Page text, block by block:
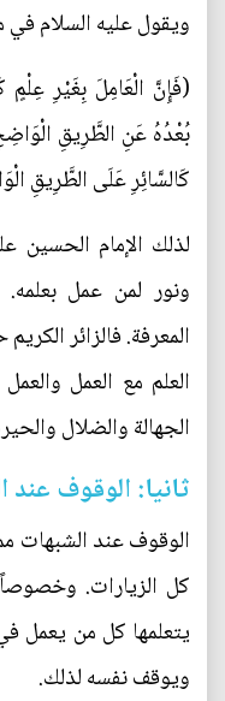
ويقول عليه السلام
(فَإِنَّ الْعَامِلَ بِغَيْرِ
بُعْدُهُ عَنِ الطَّرِيقِ
كَالسَّائِرِ عَلَى الطَّرِيقِ
لذلك الإمام الحسين
ونور لمن عمل
المعرفة. فالزائر
العلم مع العمل
الجهالة والضلال
ثانيا: الوقوف عند
الوقوف عند الشبهات
كل الزيارات. وخصوصاً
يتعلمها كل من يعمل
ويوقف نفسه لذلك.